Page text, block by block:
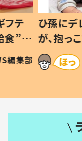
フテ
食”を
親
編集部
ひ孫に
が、抱っ
「涙が出
い」